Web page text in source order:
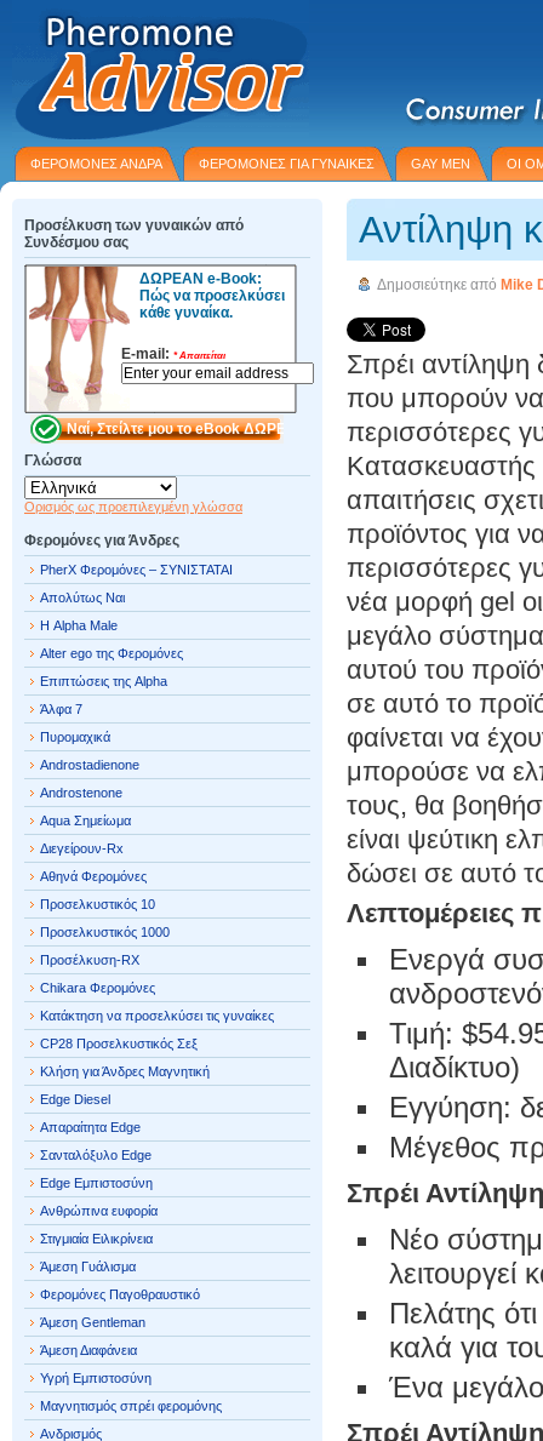
ΦΕΡΟΜΟΝΕΣ ΑΝΔΡΑ ΦΕΡΟΜΟΝΕΣ ΓΙΑ ΓΥΝΑΙΚΕΣ GAY MEN ΟΙ
Αντίληψη
Δημοσιεύτηκε από Mike
Σπρέι αντίληψη
που μπορούν
περισσότερες
Κατασκευαστής
απαιτήσεις
προϊόντος για
περισσότερες
νέα μορφή gel
μεγάλο
αυτού του
σε αυτό το
φαίνεται να
μπορούσε να
τους, θα
είναι ψεύτικη
δώσει σε αυτό
Λεπτομέρειες
Ενεργά
Τιμή:
Διαδίκτυο)
Εγγύηση:
Μέγεθος
Σπρέι
Νέο
λειτουργεί
Πελάτης
καλά για
Ένα
Σπρέι
Προσέλκυση των γυναικών από
Συνδέσμου σας
ΔΩΡΕΑΝ e-Book:
Πώς να προσελκύσει
κάθε γυναίκα.
E-mail: *Απαιτείται
Γλώσσα
Ορισμός ως προεπιλεγμένη γλώσσα
Φερομόνες για Άνδρες
PherX Φερομόνες – ΣΥΝΙΣΤΑΤΑΙ
Απολύτως Ναι
Η Alpha Male
Alter ego της Φερομόνες
Επιπτώσεις της Alpha
Άλφα 7
Πυρομαχικά
Androstadienone
Androstenone
Aqua Σημείωμα
Διεγείρουν-Rx
Αθηνά Φερομόνες
Προσελκυστικός 10
Προσελκυστικός 1000
Προσέλκυση-RX
Chikara Φερομόνες
Κατάκτηση να προσελκύσει τις γυναίκες
CP28 Προσελκυστικός Σεξ
Κλήση για Άνδρες Μαγνητική
Edge Diesel
Απαραίτητα Edge
Σανταλόξυλο Edge
Edge Εμπιστοσύνη
Ανθρώπινα ευφορία
Στιγμιαία Ειλικρίνεια
Άμεση Γυάλισμα
Φερομόνες Παγοθραυστικό
Άμεση Gentleman
Άμεση Διαφάνεια
Υγρή Εμπιστοσύνη
Μαγνητισμός σπρέι φερομόνης
Ανδρισμός